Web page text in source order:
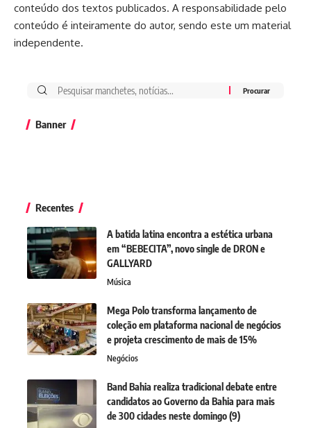
conteúdo dos textos publicados. A responsabilidade pelo
conteúdo é inteiramente do autor, sendo este um material
independente.
Banner
Recentes
A batida latina encontra a estética urbana
em “BEBECITA”, novo single de DRON e
GALLYARD
Música
Mega Polo transforma lançamento de
coleção em plataforma nacional de negócios
e projeta crescimento de mais de 15%
Negócios
Band Bahia realiza tradicional debate entre
candidatos ao Governo da Bahia para mais
de 300 cidades neste domingo (9)